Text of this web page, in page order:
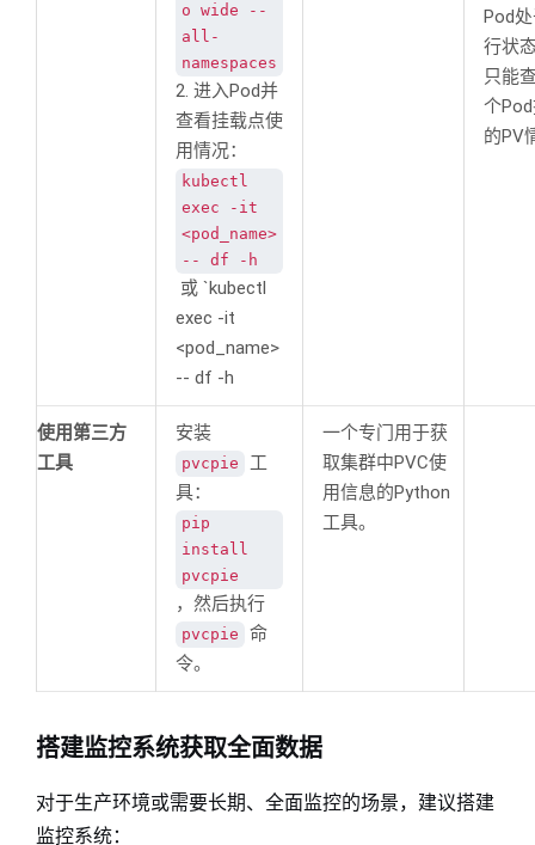
o wide --
all-
namespaces
2. 进入Pod并
查看挂载点使
用情况：
kubectl
exec -it
<pod_name>
-- df -h
或 `kubectl
exec -it
<pod_name>
-- df -h
Pod
行状
只能
个
的PV
使用第三方
工具
安装
pvcpie
工
具：
pip
install
pvcpie
，然后执行
pvcpie
命
令。
一个专门用于获
取集群中PVC使
用信息的Python
工具。
搭建监控系统获取全面数据
对于生产环境或需要长期、全面监控的场景，建议搭建
监控系统：